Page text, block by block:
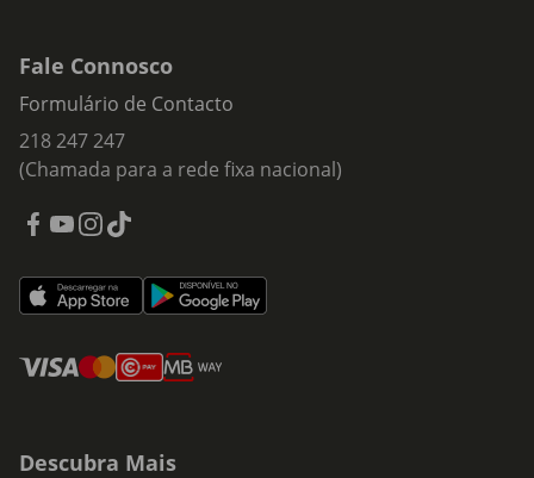
Fale Connosco
Formulário de Contacto
218 247 247
(Chamada para a rede fixa nacional)
Descubra Mais